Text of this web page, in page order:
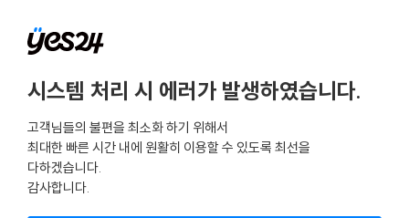
시스템 처리 시 에러가 발생하였습니다.
고객님들의 불편을 최소화 하기 위해서
최대한 빠른 시간 내에 원활히 이용할 수 있도록 최선을
다하겠습니다.
감사합니다.